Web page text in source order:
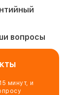
вопросы
минут, и